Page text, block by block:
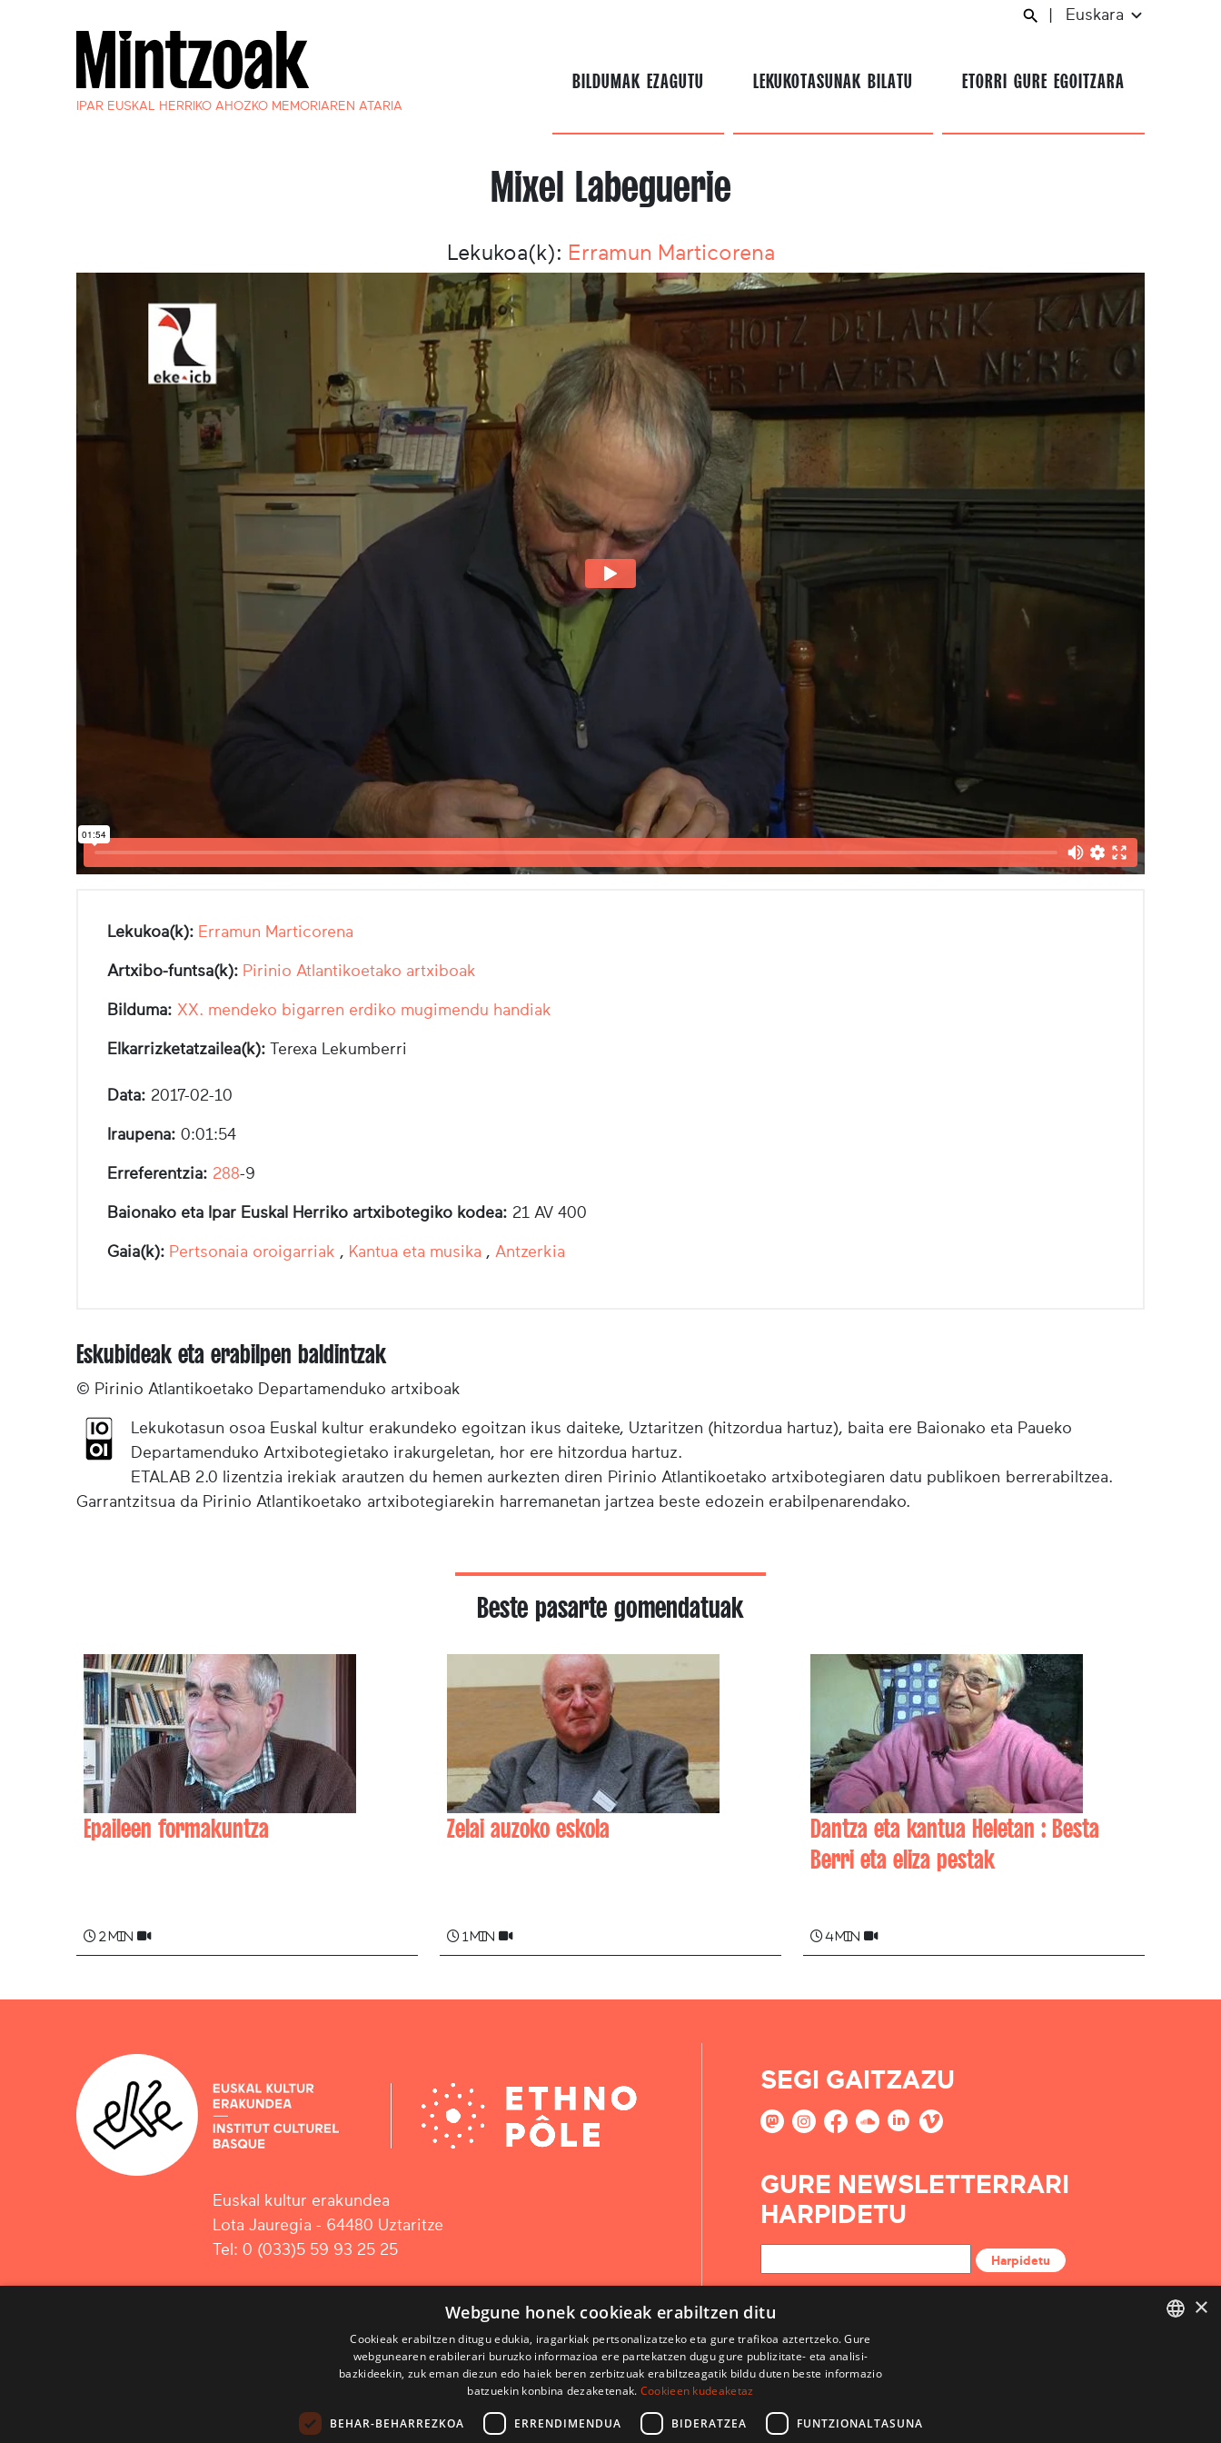
IPAR EUSKAL HERRIKO AHOZKO MEMORIAREN ATARIA
Euskara
BILDUMAK EZAGUTU LEKUKOTASUNAK BILATU ETORRI GURE EGOITZARA
Mixel Labeguerie
Lekukoa(k): Erramun Marticorena
Lekukoa(k): Erramun Marticorena
Artxibo-funtsa(k): Pirinio Atlantikoetako artxiboak
Bilduma: XX. mendeko bigarren erdiko mugimendu handiak
Elkarrizketatzailea(k): Terexa Lekumberri
Data: 2017-02-10
Iraupena: 0:01:54
Erreferentzia: 288-9
Baionako eta Ipar Euskal Herriko artxibotegiko kodea: 21 AV 400
Gaia(k): Pertsonaia oroigarriak , Kantua eta musika , Antzerkia
Eskubideak eta erabilpen baldintzak
© Pirinio Atlantikoetako Departamenduko artxiboak
Lekukotasun osoa Euskal kultur erakundeko egoitzan ikus daiteke, Uztaritzen (hitzordua hartuz), baita ere Baionako eta Paueko
Departamenduko Artxibotegietako irakurgeletan, hor ere hitzordua hartuz.
ETALAB 2.0 lizentzia irekiak arautzen du hemen aurkezten diren Pirinio Atlantikoetako artxibotegiaren datu publikoen berrerabiltzea.
Garrantzitsua da Pirinio Atlantikoetako artxibotegiarekin harremanetan jartzea beste edozein erabilpenarendako.
Beste pasarte gomendatuak
Epaileen formakuntza
2 min
Zelai auzoko eskola
1 min
Dantza eta kantua Heletan : Besta
Berri eta eliza pestak
4 min
Euskal kultur erakundea
Lota Jauregia - 64480 Uztaritze
Tel: 0 (033)5 59 93 25 25
SEGI GAITZAZU
GURE NEWSLETTERRARI
HARPIDETU
Harpidetu
×
Webgune honek cookieak erabiltzen ditu
Cookieak erabiltzen ditugu edukia, iragarkiak pertsonalizatzeko eta gure trafikoa aztertzeko. Gure
webgunearen erabilerari buruzko informazioa ere partekatzen dugu gure publizitate- eta analisi-
bazkideekin, zuk eman diezun edo haiek beren zerbitzuak erabiltzeagatik bildu duten beste informazio
batzuekin konbina dezaketenak. Cookieen kudeaketaz
BEHAR-BEHARREZKOA ERRENDIMENDUA BIDERATZEA FUNTZIONALTASUNA